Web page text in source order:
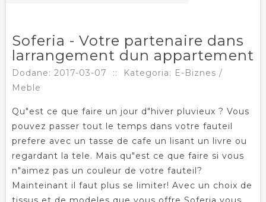
Soferia - Votre partenaire dans
larrangement dun appartement
Dodane: 2017-03-07 ::
Kategoria: E-Biznes /
Meble
Qu"est ce que faire un jour d"hiver pluvieux ? Vous
pouvez passer tout le temps dans votre fauteil
prefere avec un tasse de cafe un lisant un livre ou
regardant la tele. Mais qu"est ce que faire si vous
n"aimez pas un couleur de votre fauteil?
Mainteinant il faut plus se limiter! Avec un choix de